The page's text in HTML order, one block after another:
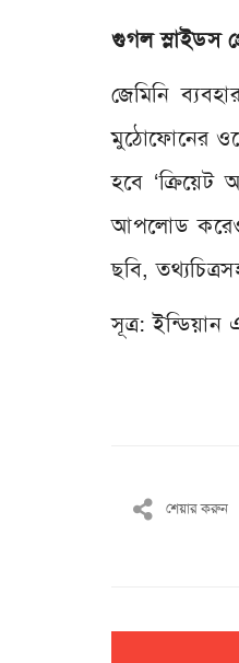
গুগল স্লাইডস
জেমিনি
মুঠোফোনের
হবে
আপলোড করেও
ছবি,
সূত্র: ইন্ডিয়ান
শেয়ার করুন